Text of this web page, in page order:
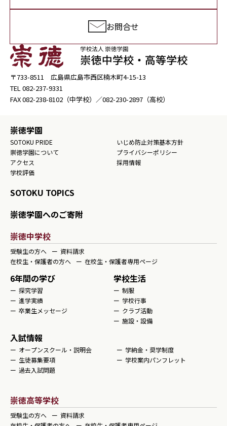
〒733-8511 広島県広島市西区楠木町4-15-13
TEL082-237-9331
FAX082-238-8102 （中学校）／082-230-2897 （高校）
お問合せ
崇徳学園
SOTOKU PRIDE
崇徳学園について
アクセス
学校評価
いじめ防止対策基本方針
プライバシーポリシー
採用情報
SOTOKU TOPICS
崇徳学園へのご寄附
崇徳中学校
受験生の方へ
資料請求
在校生・保護者の方へ
在校生・保護者専用ページ
6年間の学び
探究学習
進学実績
卒業生メッセージ
学校生活
制服
学校行事
クラブ活動
施設・設備
入試情報
オープンスクール・説明会
生徒募集要項
過去入試問題
学納金・奨学制度
学校案内パンフレット
崇徳高等学校
受験生の方へ
資料請求